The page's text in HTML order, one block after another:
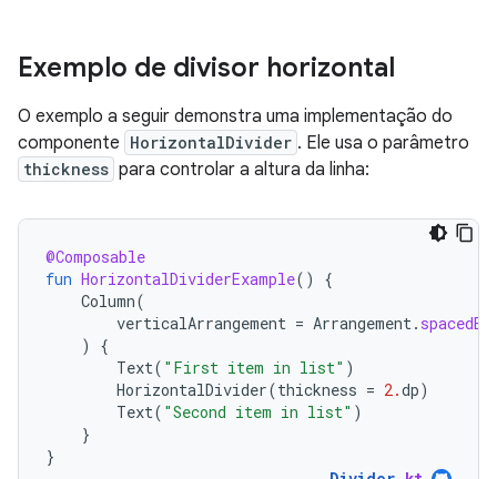
Exemplo de divisor horizontal
O exemplo a seguir demonstra uma implementação do
componente HorizontalDivider . Ele usa o parâmetro
thickness para controlar a altura da linha:
@Composable
fun HorizontalDividerExample()
{
Column(
verticalArrangement = Arrangement. spacedBy
)
{
Text( "First item in list" )
HorizontalDivider(thickness = 2.dp)
Text( "Second item in list" )
}
}